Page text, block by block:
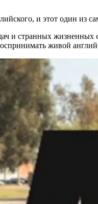
и этот один из
и странных
живой